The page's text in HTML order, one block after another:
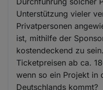
Unterstützung vieler
Privatpersonen
ist, mithilfe der
kostendeckend zu
Ticketpreisen ab ca.
wenn so ein Projekt in
Deutschlands kommt?